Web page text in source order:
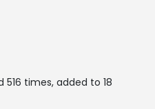
516 times, added to 18